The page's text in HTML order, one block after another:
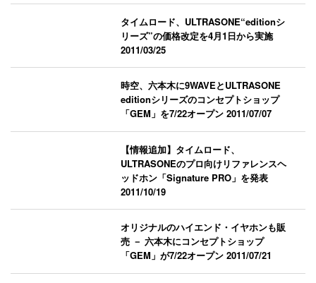
タイムロード、ULTRASONE“editionシ
リーズ”の価格改定を4月1日から実施
2011/03/25
時空、六本木に9WAVEとULTRASONE
editionシリーズのコンセプトショップ
「GEM」を7/22オープン2011/07/07
【情報追加】タイムロード、
ULTRASONEのプロ向けリファレンスヘ
ッドホン「Signature PRO」を発表
2011/10/19
オリジナルのハイエンド・イヤホンも販
売 － 六本木にコンセプトショップ
「GEM」が7/22オープン2011/07/21